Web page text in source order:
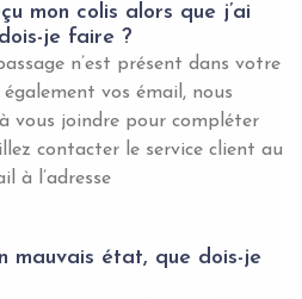
mon colis alors que j’ai
je faire ?
n’est présent dans votre
vos émail, nous
vous joindre pour compléter
contacter le service client au
à l’adresse
mauvais état, que dois-je